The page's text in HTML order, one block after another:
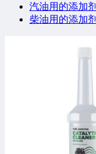
汽油用的添加剂
柴油用的添加剂